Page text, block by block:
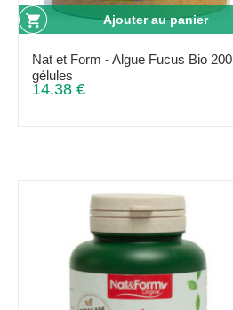
Ajouter au panier
Nat et Form - Algue Fucus Bio 200
gélules
14,38 €